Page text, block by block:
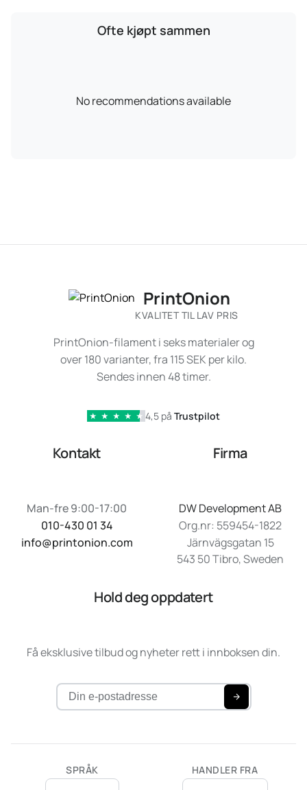
Ofte kjøpt sammen
No recommendations available
PrintOnion
KVALITET TIL LAV PRIS
PrintOnion-filament i seks materialer og
over 180 varianter, fra 115 SEK per kilo.
Sendes innen 48 timer.
★ ★ ★ ★ ★ 4,5 på Trustpilot
Kontakt
Man-fre 9:00-17:00
010-430 01 34
info@printonion.com
Firma
DW Development AB
Org.nr: 559454-1822
Järnvägsgatan 15
543 50 Tibro, Sweden
Hold deg oppdatert
Få eksklusive tilbud og nyheter rett i innboksen din.
SPRÅK HANDLER FRA